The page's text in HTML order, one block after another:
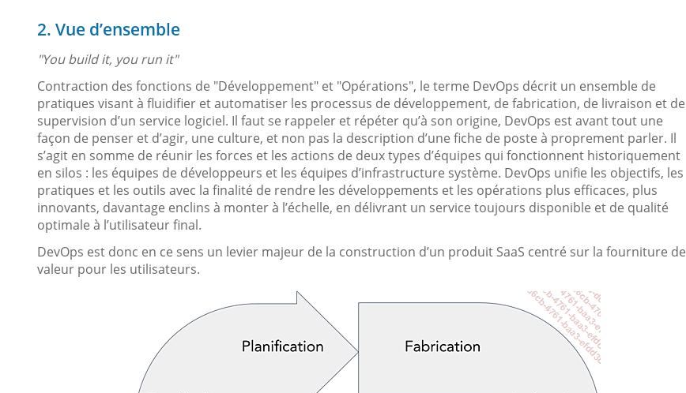
2. Vue d’ensemble
"You build it, you run it"
Contraction des fonctions de "Développement" et "Opérations", le terme DevOps décrit un ensemble de
pratiques visant à fluidifier et automatiser les processus de développement, de fabrication, de livraison et de
supervision d’un service logiciel. Il faut se rappeler et répéter qu’à son origine, DevOps est avant tout une
façon de penser et d’agir, une culture, et non pas la description d’une fiche de poste à proprement parler. Il
s’agit en somme de réunir les forces et les actions de deux types d’équipes qui fonctionnent historiquement
en silos : les équipes de développeurs et les équipes d’infrastructure système. DevOps unifie les objectifs, les
pratiques et les outils avec la finalité de rendre les développements et les opérations plus efficaces, plus
innovants, davantage enclins à monter à l’échelle, en délivrant un service toujours disponible et de qualité
optimale à l’utilisateur final.
DevOps est donc en ce sens un levier majeur de la construction d’un produit SaaS centré sur la fourniture de
valeur pour les utilisateurs.